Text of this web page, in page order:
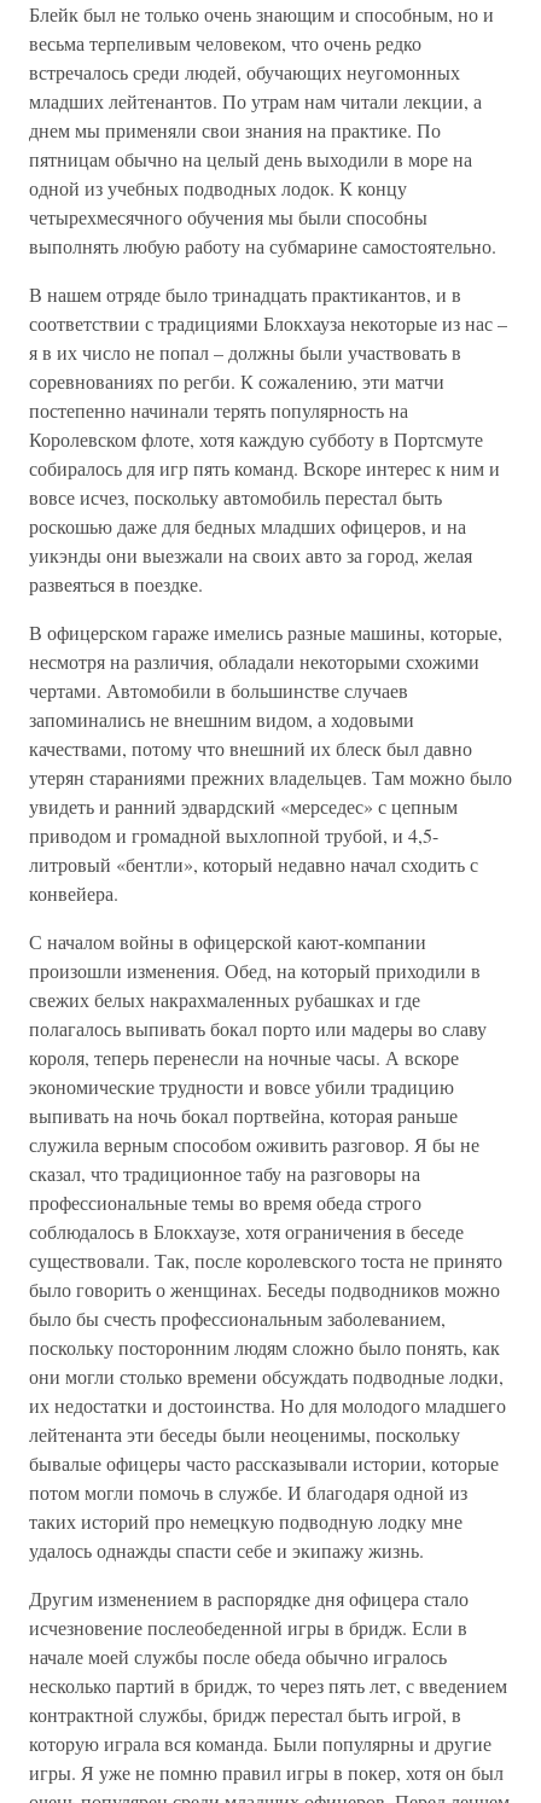
Блейк был не только очень знающим и способным, но и
весьма терпеливым человеком, что очень редко
встречалось среди людей, обучающих неугомонных
младших лейтенантов. По утрам нам читали лекции, а
днем мы применяли свои знания на практике. По
пятницам обычно на целый день выходили в море на
одной из учебных подводных лодок. К концу
четырехмесячного обучения мы были способны
выполнять любую работу на субмарине самостоятельно.
В нашем отряде было тринадцать практикантов, и в
соответствии с традициями Блокхауза некоторые из нас –
я в их число не попал – должны были участвовать в
соревнованиях по регби. К сожалению, эти матчи
постепенно начинали терять популярность на
Королевском флоте, хотя каждую субботу в Портсмуте
собиралось для игр пять команд. Вскоре интерес к ним и
вовсе исчез, поскольку автомобиль перестал быть
роскошью даже для бедных младших офицеров, и на
уикэнды они выезжали на своих авто за город, желая
развеяться в поездке.
В офицерском гараже имелись разные машины, которые,
несмотря на различия, обладали некоторыми схожими
чертами. Автомобили в большинстве случаев
запоминались не внешним видом, а ходовыми
качествами, потому что внешний их блеск был давно
утерян стараниями прежних владельцев. Там можно было
увидеть и ранний эдвардский «мерседес» с цепным
приводом и громадной выхлопной трубой, и 4,5-
литровый «бентли», который недавно начал сходить с
конвейера.
С началом войны в офицерской кают-компании
произошли изменения. Обед, на который приходили в
свежих белых накрахмаленных рубашках и где
полагалось выпивать бокал порто или мадеры во славу
короля, теперь перенесли на ночные часы. А вскоре
экономические трудности и вовсе убили традицию
выпивать на ночь бокал портвейна, которая раньше
служила верным способом оживить разговор. Я бы не
сказал, что традиционное табу на разговоры на
профессиональные темы во время обеда строго
соблюдалось в Блокхаузе, хотя ограничения в беседе
существовали. Так, после королевского тоста не принято
было говорить о женщинах. Беседы подводников можно
было бы счесть профессиональным заболеванием,
поскольку посторонним людям сложно было понять, как
они могли столько времени обсуждать подводные лодки,
их недостатки и достоинства. Но для молодого младшего
лейтенанта эти беседы были неоценимы, поскольку
бывалые офицеры часто рассказывали истории, которые
потом могли помочь в службе. И благодаря одной из
таких историй про немецкую подводную лодку мне
удалось однажды спасти себе и экипажу жизнь.
Другим изменением в распорядке дня офицера стало
исчезновение послеобеденной игры в бридж. Если в
начале моей службы после обеда обычно игралось
несколько партий в бридж, то через пять лет, с введением
контрактной службы, бридж перестал быть игрой, в
которую играла вся команда. Были популярны и другие
игры. Я уже не помню правил игры в покер, хотя он был